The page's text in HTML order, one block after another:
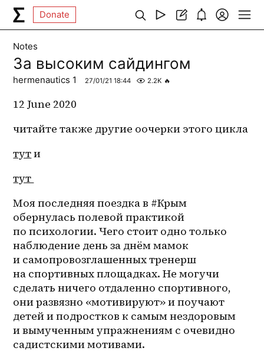
Donate
Notes
За высоким сайдингом
hermenautics 1 27/01/21 18:44 2.2K 🔥
12 June 2020
читайте также другие оочерки этого цикла
тут и
тут
Моя последняя поездка в #Крым
обернулась полевой практикой
по психологии. Чего стоит одно только
наблюдение день за днём мамок
и самопровозглашенных тренерш
на спортивных площадках. Не могучи
сделать ничего отдаленно спортивного,
они развязно «мотивируют» и поучают
детей и подростков к самым нездоровым
и вымученным упражнениям с очевидно
садистскими мотивами.